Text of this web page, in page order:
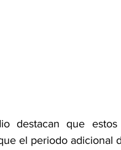
destacan que
el periodo adicional